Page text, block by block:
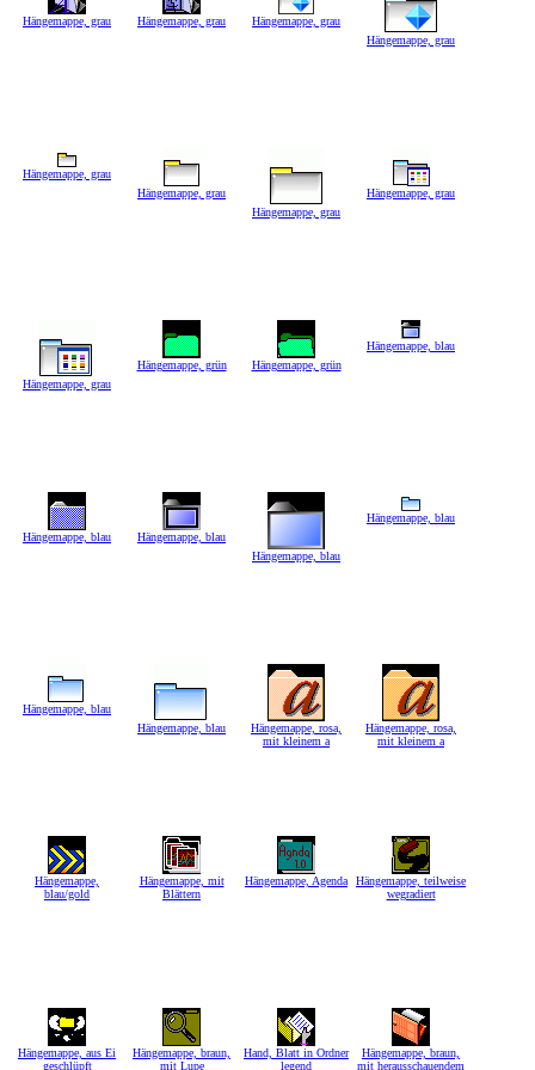
Hängemappe, grau Hängemappe, grau
Hängemappe, grau
Hängemappe, grau
Hängemappe, grau
Hängemappe, grau
Hängemappe, grau
Hängemappe, grau
Hängemappe, grau
Hängemappe, grün Hängemappe, grün
Hängemappe, blau
Hängemappe, blau
Hängemappe, blau
Hängemappe, blau
Hängemappe, blau
Hängemappe, blau
Hängemappe, blau
Hängemappe, rosa,
mit kleinem a
Hängemappe, rosa,
mit kleinem a
Hängemappe,
blau/gold
Hängemappe, mit
Blättern
Hängemappe, Agenda
Hängemappe, teilweise
wegradiert
Hängemappe, aus Ei
geschlüpft
Hängemappe, braun,
mit Lupe
Hand, Blatt in Ordner
legend
Hängemappe, braun,
mit herausschauendem